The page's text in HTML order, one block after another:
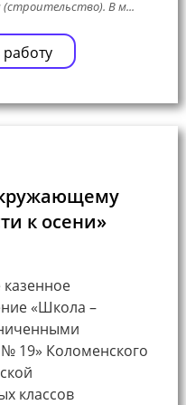
В м...
к осени»
«Школа –
19» Коломенского
классов